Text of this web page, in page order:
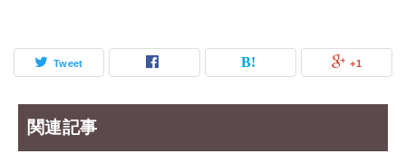
Tweet +1
関連記事